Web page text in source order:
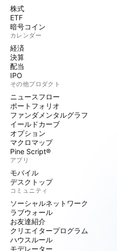
株式
ETF
暗号コイン
カレンダー
経済
決算
配当
IPO
その他プロダクト
ニュースフロー
ポートフォリオ
ファンダメンタルグラフ
イールドカーブ
オプション
マクロマップ
Pine Script®
アプリ
モバイル
デスクトップ
コミュニティ
ソーシャルネットワーク
ラブウォール
お友達紹介
クリエイタープログラム
ハウスルール
モデレーター